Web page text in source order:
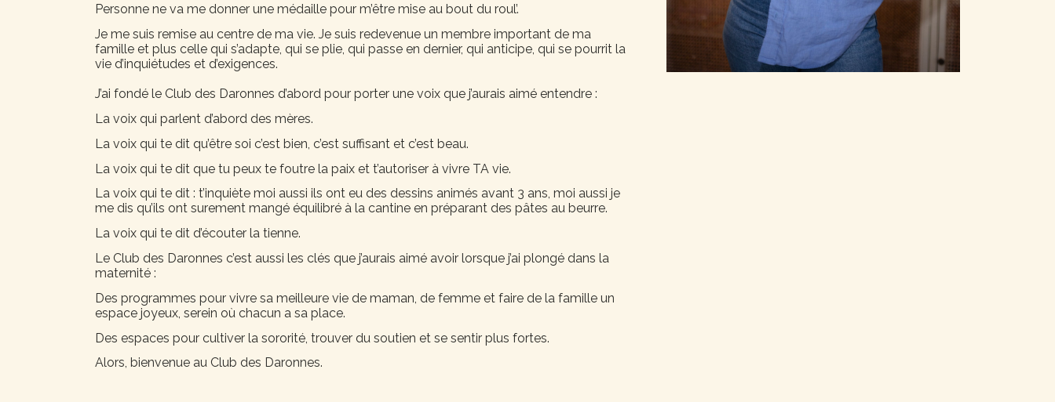
Personne ne va me donner une médaille pour m’être mise au bout du roul’.
Je me suis remise au centre de ma vie. Je suis redevenue un membre important de ma
famille et plus celle qui s’adapte, qui se plie, qui passe en dernier, qui anticipe, qui se pourrit la
vie d’inquiétudes et d’exigences.
J’ai fondé le Club des Daronnes d’abord pour porter une voix que j’aurais aimé entendre :
La voix qui parlent d’abord des mères.
La voix qui te dit qu’être soi c’est bien, c’est suffisant et c’est beau.
La voix qui te dit que tu peux te foutre la paix et t’autoriser à vivre TA vie.
La voix qui te dit : t’inquiète moi aussi ils ont eu des dessins animés avant 3 ans, moi aussi je
me dis qu’ils ont surement mangé équilibré à la cantine en préparant des pâtes au beurre.
La voix qui te dit d’écouter la tienne.
Le Club des Daronnes c’est aussi les clés que j’aurais aimé avoir lorsque j’ai plongé dans la
maternité :
Des programmes pour vivre sa meilleure vie de maman, de femme et faire de la famille un
espace joyeux, serein où chacun a sa place.
Des espaces pour cultiver la sororité, trouver du soutien et se sentir plus fortes.
Alors, bienvenue au Club des Daronnes.